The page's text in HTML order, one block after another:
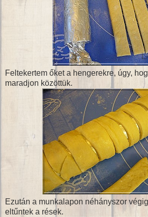
Feltekertem őket a hengerekre, úgy,
maradjon közöttük.
Ezután a munkalapon néhányszor
eltűntek a rések.